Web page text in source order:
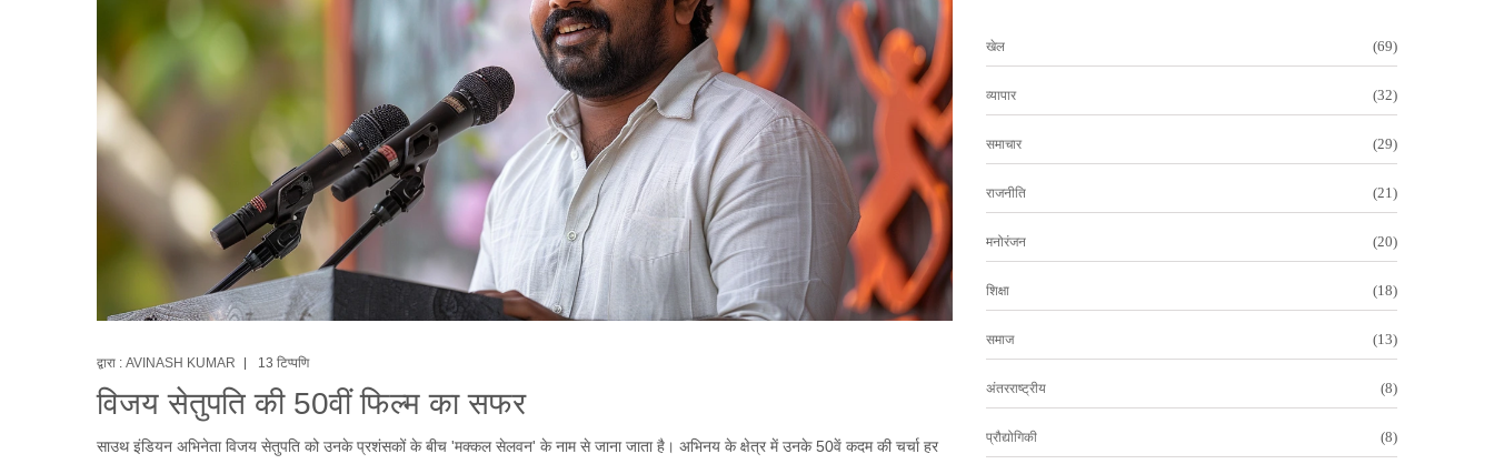
द्वारा : AVINASH KUMAR 13 टिप्पणि
विजय सेतुपति की 50वीं फिल्म का सफर
साउथ इंडियन अभिनेता विजय सेतुपति को उनके प्रशंसकों के बीच 'मक्कल सेलवन' के नाम से जाना जाता है। अभिनय के क्षेत्र में उनके 50वें कदम की चर्चा हर
खेल (69)
व्यापार (32)
समाचार (29)
राजनीति (21)
मनोरंजन (20)
शिक्षा (18)
समाज (13)
अंतरराष्ट्रीय (8)
प्रौद्योगिकी (8)